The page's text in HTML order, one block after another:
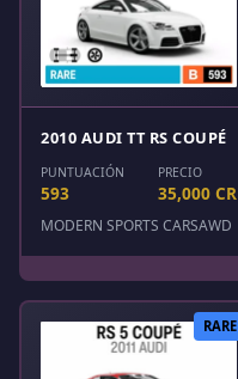
2010 AUDI TT RS COUPÉ
PUNTUACIÓN
593
PRECIO
35,000 CR
MODERN SPORTS CARSAWD
RARE